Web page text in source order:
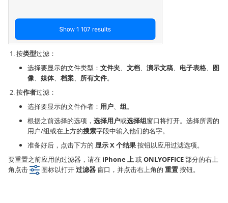
按类型过滤：
选择要显示的文件类型： 文件夹、 文档、 演示文稿、 电子表格、 图
像、 媒体、 档案、 所有文件。
按作者过滤：
选择要显示的文件作者： 用户、 组。
根据之前选择的选项， 选择用户或选择组窗口将打开。选择所需的
用户/组或在上方的搜索字段中输入他们的名字。
准备好后，点击下方的 显示 X 个结果按钮以应用过滤选项。
要重置之前应用的过滤器，请在 iPhone 上或ONLYOFFICE部分的右上
角点击
图标以打开过滤器 窗口，并点击右上角的 重置按钮。